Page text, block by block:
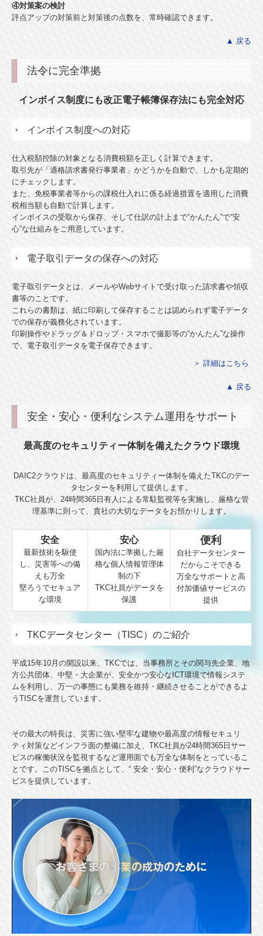
④対策案の検討
評点アップの対策前と対策後の点数を、常時確認できます。
▲ 戻る
法令に完全準拠
インボイス制度にも改正電子帳簿保存法にも完全対応
インボイス制度への対応
仕入税額控除の対象となる消費税額を正しく計算できます。
取引先が「適格請求書発行事業者」かどうかを自動で、しかも定期的
にチェックします。
また、免税事業者等からの課税仕入れに係る経過措置を適用した消費
税相当額も自動で計算します。
インボイスの受取から保存、そして仕訳の計上まで“かんたん”で“安
心”な仕組みをご用意しています。
電子取引データの保存への対応
電子取引データとは、メールやWebサイトで受け取った請求書や領収
書等のことです。
これらの書類は、紙に印刷して保存することは認められず電子データ
での保存が義務化されています。
印刷操作やドラッグ＆ドロップ・スマホで撮影等の“かんたん”な操作
で、電子取引データを電子保存できます。
＞ 詳細はこちら
▲ 戻る
安全・安心・便利なシステム運用をサポート
最高度のセキュリティー体制を備えたクラウド環境
DAIC2クラウドは、最高度のセキュリティー体制を備えたTKCのデー
タセンターを利用して提供します。
TKC社員が、24時間365日有人による常駐監視等を実施し、厳格な管
理基準に則って、貴社の大切なデータをお預かりします。
安全
最新技術を駆使
し、災害等への備
えも万全
堅ろうでセキュア
な環境
安心
国内法に準拠した厳
格な個人情報管理体
制の下
TKC社員がデータを
保護
便利
自社データセンター
だからこそできる
万全なサポートと高
付加価値サービスの
提供
TKCデータセンター（TISC）のご紹介
平成15年10月の開設以来、TKCでは、当事務所とその関与先企業、地
方公共団体、中堅・大企業が、安全かつ安心なICT環境で情報システ
ムを利用し、万一の事態にも業務を維持・継続させることができるよ
うTISCを運営しています。
その最大の特長は、災害に強い堅牢な建物や最高度の情報セキュリ
ティ対策などインフラ面の整備に加え、TKC社員が24時間365日サー
ビスの稼働状況を監視するなど運用面でも万全な体制をとっているこ
とです。このTISCを拠点として、“ 安全・安心・便利”なクラウドサー
ビスを提供しています。